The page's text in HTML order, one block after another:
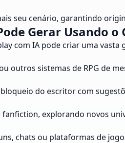
seu cenário, garantindo
Gerar Usando
com IA pode criar uma
outros sistemas de RPG de
do escritor com
explorando novos
chats ou plataformas de